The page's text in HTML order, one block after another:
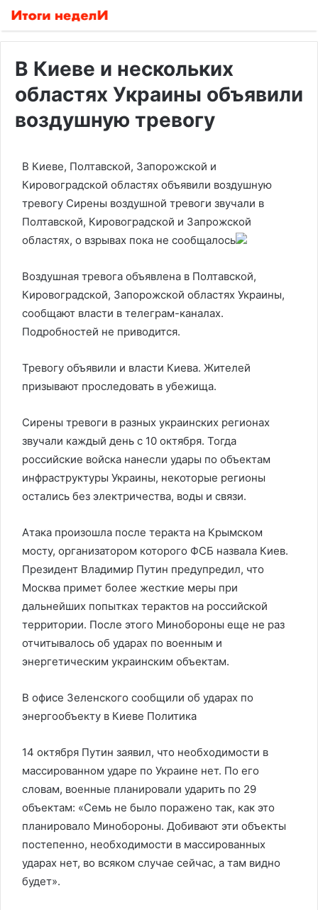
В Киеве и нескольких
областях Украины объявили
воздушную тревогу
В Киеве, Полтавской, Запорожской и
Кировоградской областях объявили воздушную
тревогу Сирены воздушной тревоги звучали в
Полтавской, Кировоградской и Запрожской
областях, о взрывах пока не сообщалось
Воздушная тревога объявлена в Полтавской,
Кировоградской, Запорожской областях Украины,
сообщают власти в телеграм-каналах.
Подробностей не приводится.
Тревогу объявили и власти Киева. Жителей
призывают проследовать в убежища.
Сирены тревоги в разных украинских регионах
звучали каждый день с 10 октября. Тогда
российские войска нанесли удары по объектам
инфраструктуры Украины, некоторые регионы
остались без электричества, воды и связи.
Атака произошла после теракта на Крымском
мосту, организатором которого ФСБ назвала Киев.
Президент Владимир Путин предупредил, что
Москва примет более жесткие меры при
дальнейших попытках терактов на российской
территории. После этого Минобороны еще не раз
отчитывалось об ударах по военным и
энергетическим украинским объектам.
В офисе Зеленского сообщили об ударах по
энергообъекту в Киеве Политика
14 октября Путин заявил, что необходимости в
массированном ударе по Украине нет. По его
словам, военные планировали ударить по 29
объектам: «Семь не было поражено так, как это
планировало Минобороны. Добивают эти объекты
постепенно, необходимости в массированных
ударах нет, во всяком случае сейчас, а там видно
будет».